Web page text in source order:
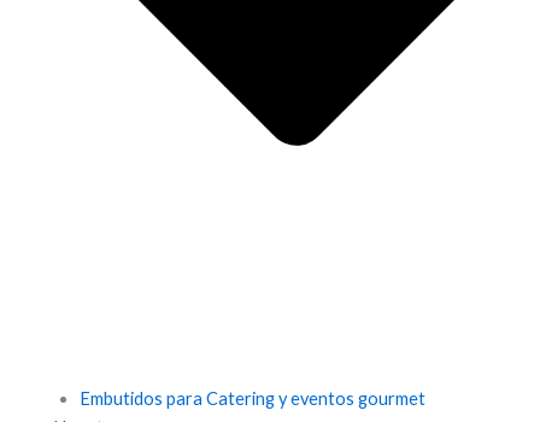
Embutidos para Catering y eventos gourmet